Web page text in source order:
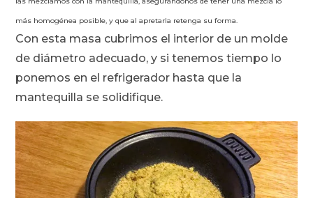
más homogénea posible, y que al apretarla retenga su forma.
Con esta masa cubrimos el interior de un molde
de diámetro adecuado, y si tenemos tiempo lo
ponemos en el refrigerador hasta que la
mantequilla se solidifique.